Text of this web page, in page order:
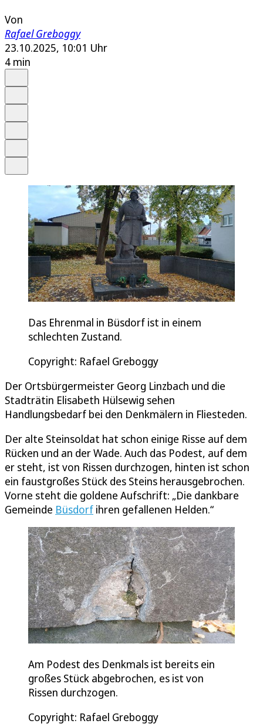
Von
Rafael Greboggy
23.10.2025, 10:01 Uhr
4 min
Das Ehrenmal in Büsdorf ist in einem
schlechten Zustand.
Copyright: Rafael Greboggy
Der Ortsbürgermeister Georg Linzbach und die
Stadträtin Elisabeth Hülsewig sehen
Handlungsbedarf bei den Denkmälern in Fliesteden.
Der alte Steinsoldat hat schon einige Risse auf dem
Rücken und an der Wade. Auch das Podest, auf dem
er steht, ist von Rissen durchzogen, hinten ist schon
ein faustgroßes Stück des Steins herausgebrochen.
Vorne steht die goldene Aufschrift: „Die dankbare
Gemeinde Büsdorf ihren gefallenen Helden.“
Am Podest des Denkmals ist bereits ein
großes Stück abgebrochen, es ist von
Rissen durchzogen.
Copyright: Rafael Greboggy